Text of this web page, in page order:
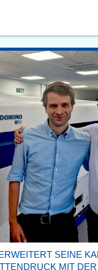
SEINE
MIT